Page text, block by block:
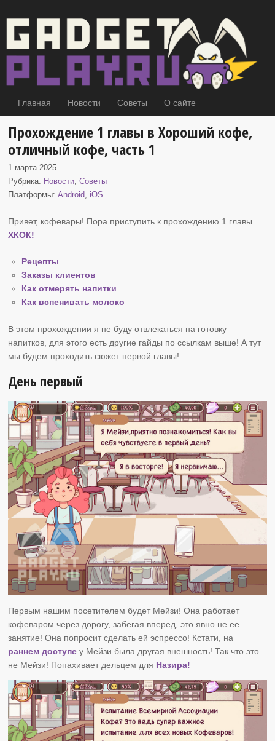
Главная Новости Советы О сайте
Прохождение 1 главы в Хороший кофе,
отличный кофе, часть 1
1 марта 2025
Рубрика: Новости,Советы
Платформы:Android, iOS
Привет, кофевары! Пора приступить к прохождению 1 главы
ХКОК!
Рецепты
Заказы клиентов
Как отмерять напитки
Как вспенивать молоко
В этом прохождении я не буду отвлекаться на готовку
напитков, для этого есть другие гайды по ссылкам выше! А тут
мы будем проходить сюжет первой главы!
День первый
Первым нашим посетителем будет Мейзи! Она работает
кофеваром через дорогу, забегая вперед, это явно не ее
занятие! Она попросит сделать ей эспрессо! Кстати, на
раннем доступе у Мейзи была другая внешность! Так что это
не Мейзи! Попахивает дельцем для Назира!